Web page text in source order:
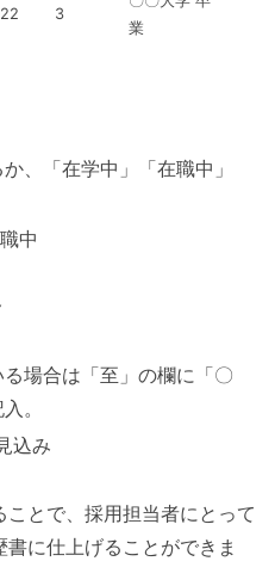
3
業
、「在学中」「在職中」
中
場合は「至」の欄に「〇
。
込み
とで、採用担当者にとって
に仕上げることができま